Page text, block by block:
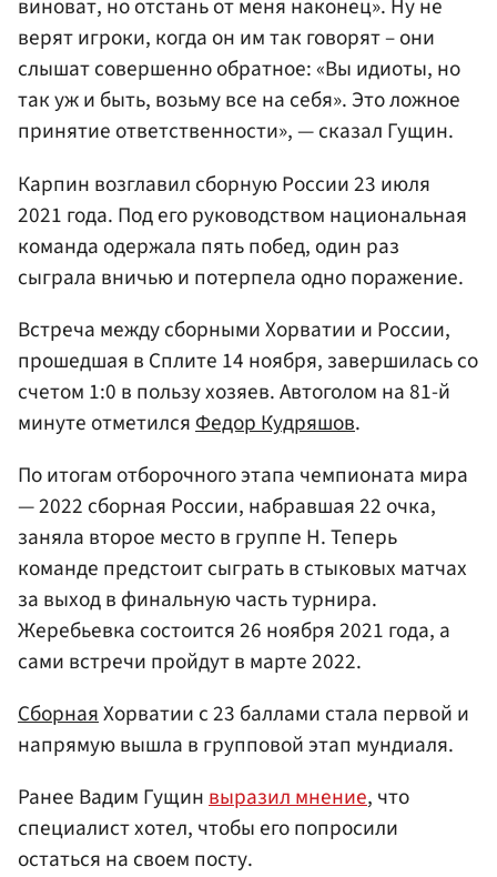
виноват, но отстань от меня наконец». Ну не
верят игроки, когда он им так говорят – они
слышат совершенно обратное: «Вы идиоты, но
так уж и быть, возьму все на себя». Это ложное
принятие ответственности», — сказал Гущин.
Карпин возглавил сборную России 23 июля
2021 года. Под его руководством национальная
команда одержала пять побед, один раз
сыграла вничью и потерпела одно поражение.
Встреча между сборными Хорватии и России,
прошедшая в Сплите 14 ноября, завершилась со
счетом 1:0 в пользу хозяев. Автоголом на 81-й
минуте отметилсяФедор Кудряшов.
По итогам отборочного этапа чемпионата мира
— 2022 сборная России, набравшая 22 очка,
заняла второе место в группе H. Теперь
команде предстоит сыграть в стыковых матчах
за выход в финальную часть турнира.
Жеребьевка состоится 26 ноября 2021 года, а
сами встречи пройдут в марте 2022.
СборнаяХорватии с 23 баллами стала первой и
напрямую вышла в групповой этап мундиаля.
Ранее Вадим Гущинвыразил мнение, что
специалист хотел, чтобы его попросили
остаться на своем посту.